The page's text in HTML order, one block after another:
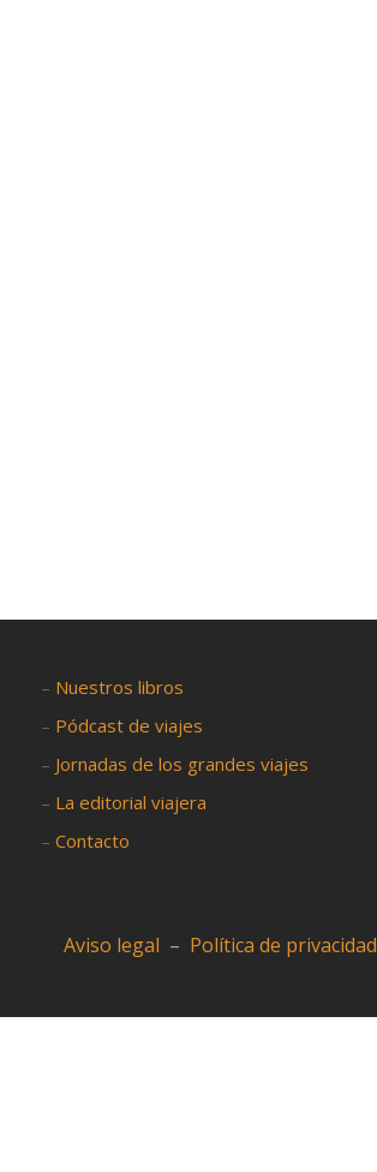
– Nuestros libros
– Pódcast de viajes
– Jornadas de los grandes viajes
– La editorial viajera
– Contacto
Aviso legal – Política de privacidad